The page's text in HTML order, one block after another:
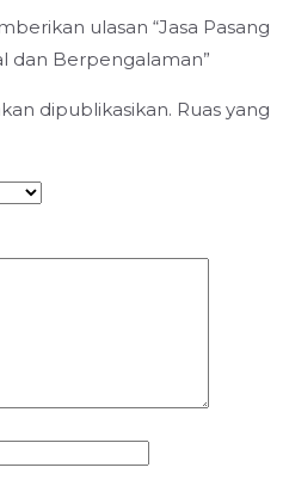
ulasan “Jasa Pasang
dan Berpengalaman”
dipublikasikan. Ruas yang